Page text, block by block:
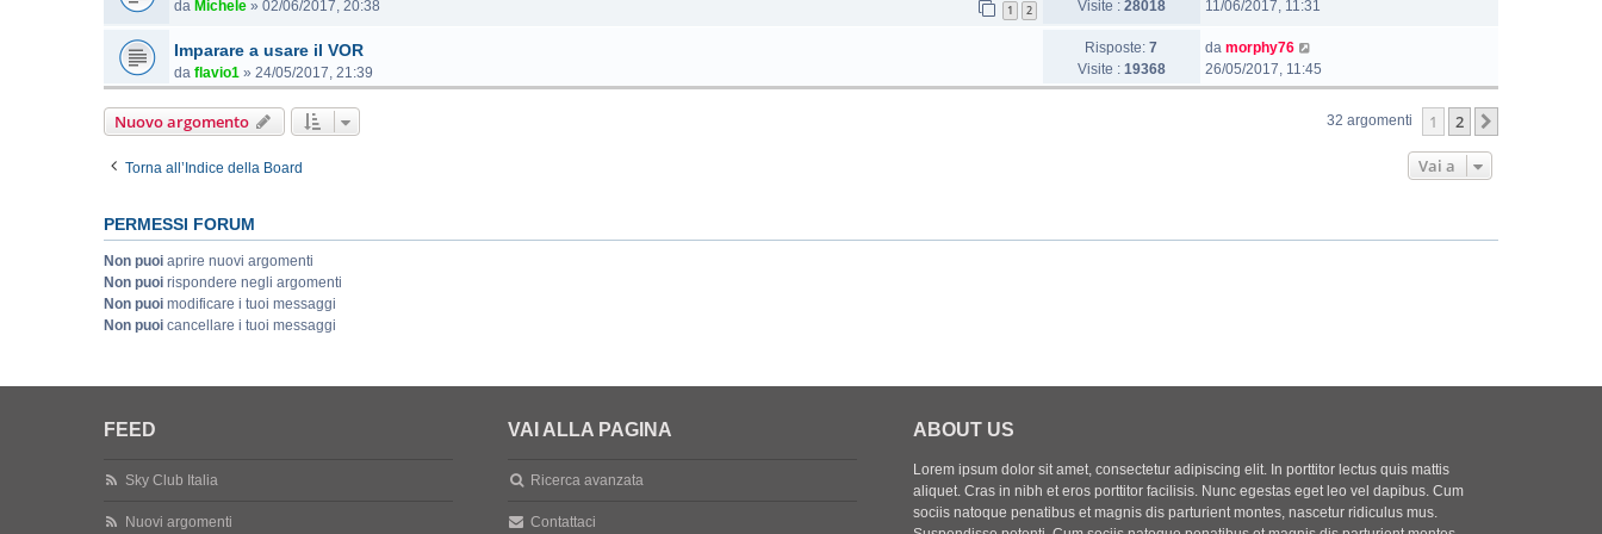
da Michele » 02/06/2017, 20:38 1 2
Visite : 28018
11/06/2017, 11:31
Imparare a usare il VOR
da flavio1 » 24/05/2017, 21:39
Risposte: 7
Visite : 19368
da morphy76
26/05/2017, 11:45
Nuovo argomento 32 argomenti 1 2
Torna all’Indice della Board Vai a
PERMESSI FORUM
Non puoi aprire nuovi argomenti
Non puoi rispondere negli argomenti
Non puoi modificare i tuoi messaggi
Non puoi cancellare i tuoi messaggi
FEED
Sky Club Italia
Nuovi argomenti
VAI ALLA PAGINA
Ricerca avanzata
Contattaci
ABOUT US
Lorem ipsum dolor sit amet, consectetur adipiscing elit. In porttitor lectus quis mattis
aliquet. Cras in nibh et eros porttitor facilisis. Nunc egestas eget leo vel dapibus. Cum
sociis natoque penatibus et magnis dis parturient montes, nascetur ridiculus mus.